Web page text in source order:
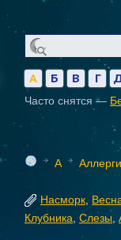
А Б В Г
Часто снятся —
А
Насморк
Клубника Слезы